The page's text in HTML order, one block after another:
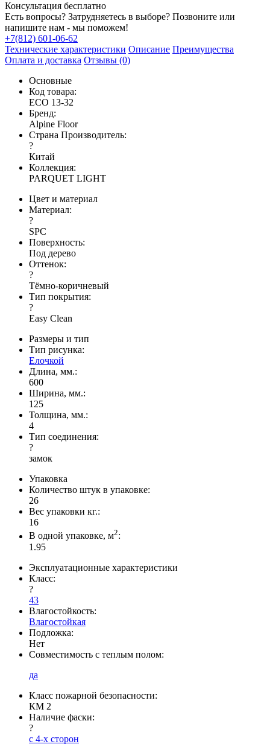
Консультация бесплатно
Есть вопросы? Затрудняетесь в выборе? Позвоните или
напишите нам - мы поможем!
+7(812) 601-06-62
Технические характеристики Описание Преимущества
Оплата и доставка Отзывы (0)
Основные
Код товара:
ЕСО 13-32
Бренд:
Alpine Floor
Страна Производитель:
?
Китай
Коллекция:
PARQUET LIGHT
Цвет и материал
Материал:
?
SPC
Поверхность:
Под дерево
Оттенок:
?
Тёмно-коричневый
Тип покрытия:
?
Easy Clean
Размеры и тип
Тип рисунка:
Елочкой
Длина, мм.:
600
Ширина, мм.:
125
Толщина, мм.:
4
Тип соединения:
?
замок
Упаковка
Количество штук в упаковке:
26
Вес упаковки кг.:
16
В одной упаковке, м2:
1.95
Эксплуатационные характеристики
Класс:
?
43
Влагостойкость:
Влагостойкая
Подложка:
Нет
Совместимость с теплым полом:
да
Класс пожарной безопасности:
КМ 2
Наличие фаски:
?
с 4-х сторон